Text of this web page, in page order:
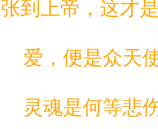
张到上帝，这才
爱，便是众天
灵魂是何等悲